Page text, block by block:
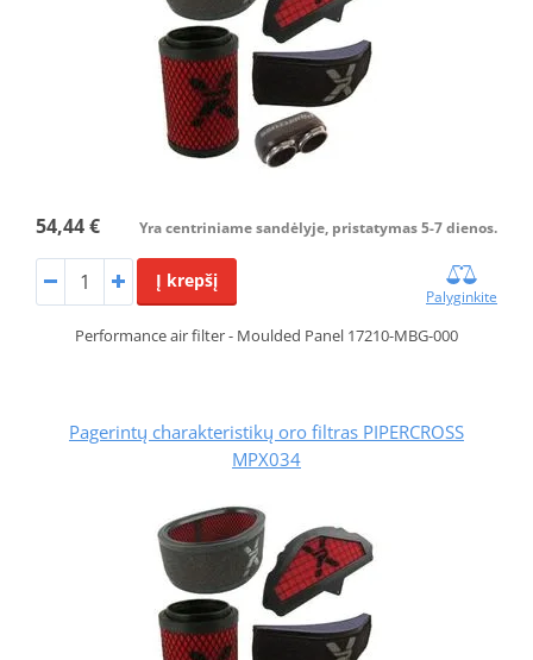
54,44 € Yra centriniame sandėlyje, pristatymas 5-7 dienos.
Į krepšį
Palyginkite
Performance air filter - Moulded Panel 17210-MBG-000
Pagerintų charakteristikų oro filtras PIPERCROSS
MPX034